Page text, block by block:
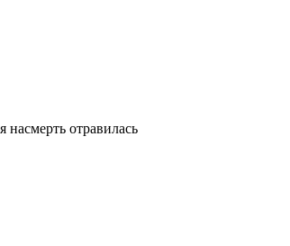
насмерть отравилась